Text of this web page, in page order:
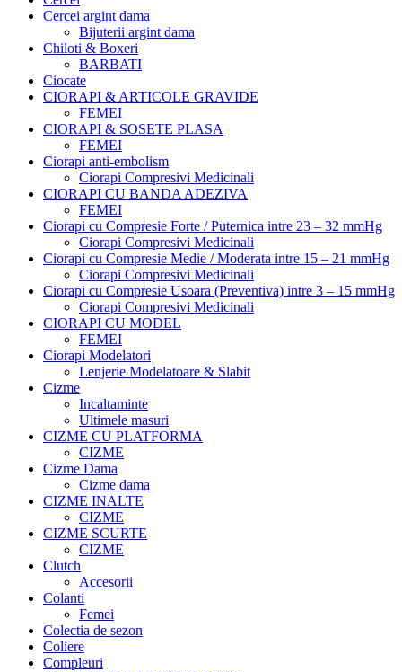
Cercei argint dama
Bijuterii argint dama
Chiloti & Boxeri
BARBATI
Ciocate
CIORAPI & ARTICOLE GRAVIDE
FEMEI
CIORAPI & SOSETE PLASA
FEMEI
Ciorapi anti-embolism
Ciorapi Compresivi Medicinali
CIORAPI CU BANDA ADEZIVA
FEMEI
Ciorapi cu Compresie Forte / Puternica intre 23 – 32 mmHg
Ciorapi Compresivi Medicinali
Ciorapi cu Compresie Medie / Moderata intre 15 – 21 mmHg
Ciorapi Compresivi Medicinali
Ciorapi cu Compresie Usoara (Preventiva) intre 3 – 15 mmHg
Ciorapi Compresivi Medicinali
CIORAPI CU MODEL
FEMEI
Ciorapi Modelatori
Lenjerie Modelatoare & Slabit
Cizme
Incaltaminte
Ultimele masuri
CIZME CU PLATFORMA
CIZME
Cizme Dama
Cizme dama
CIZME INALTE
CIZME
CIZME SCURTE
CIZME
Clutch
Accesorii
Colanti
Femei
Colectia de sezon
Coliere
Compleuri